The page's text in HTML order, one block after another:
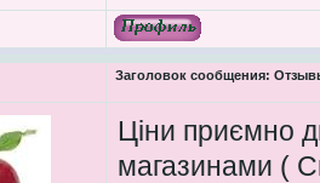
Заголовок сообщения:
Ціни приємно
магазинами (